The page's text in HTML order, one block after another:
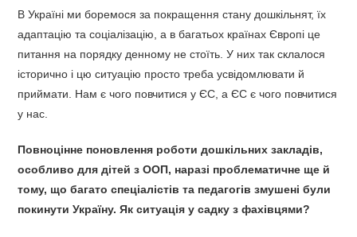
В Україні ми боремося за покращення стану дошкільнят, їх
адаптацію та соціалізацію, а в багатьох країнах Європі це
питання на порядку денному не стоїть. У них так склалося
історично і цю ситуацію просто треба усвідомлювати й
приймати. Нам є чого повчитися у ЄС, а ЄС є чого повчитися
у нас.
Повноцінне поновлення роботи дошкільних закладів,
особливо для дітей з ООП, наразі проблематичне ще й
тому, що багато спеціалістів та педагогів змушені були
покинути Україну. Як ситуація у садку з фахівцями?